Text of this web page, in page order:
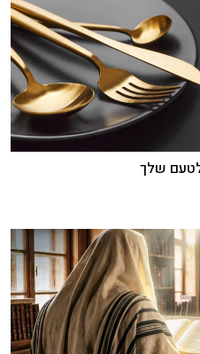
לטעם שלך